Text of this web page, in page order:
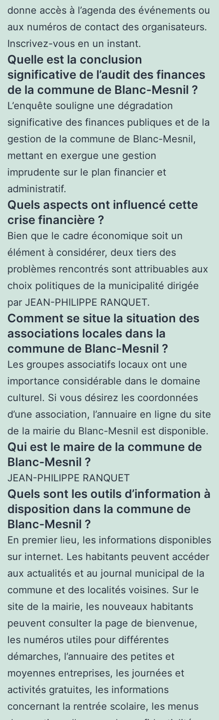
donne accès à l’agenda des événements ou
aux numéros de contact des organisateurs.
Inscrivez-vous en un instant.
Quelle est la conclusion
significative de l’audit des finances
de la commune de Blanc-Mesnil ?
L’enquête souligne une dégradation
significative des finances publiques et de la
gestion de la commune de Blanc-Mesnil,
mettant en exergue une gestion
imprudente sur le plan financier et
administratif.
Quels aspects ont influencé cette
crise financière ?
Bien que le cadre économique soit un
élément à considérer, deux tiers des
problèmes rencontrés sont attribuables aux
choix politiques de la municipalité dirigée
par JEAN-PHILIPPE RANQUET.
Comment se situe la situation des
associations locales dans la
commune de Blanc-Mesnil ?
Les groupes associatifs locaux ont une
importance considérable dans le domaine
culturel. Si vous désirez les coordonnées
d’une association, l’annuaire en ligne du site
de la mairie du Blanc-Mesnil est disponible.
Qui est le maire de la commune de
Blanc-Mesnil ?
JEAN-PHILIPPE RANQUET
Quels sont les outils d’information à
disposition dans la commune de
Blanc-Mesnil ?
En premier lieu, les informations disponibles
sur internet. Les habitants peuvent accéder
aux actualités et au journal municipal de la
commune et des localités voisines. Sur le
site de la mairie, les nouveaux habitants
peuvent consulter la page de bienvenue,
les numéros utiles pour différentes
démarches, l’annuaire des petites et
moyennes entreprises, les journées et
activités gratuites, les informations
concernant la rentrée scolaire, les menus